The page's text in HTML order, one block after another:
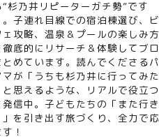
杉乃井リピーターガチ勢”です
。子連れ目線での宿泊棟選び、ビ
ェ攻略、温泉＆プールの楽しみ方
徹底的にリサーチ＆体験してブロ
とめています。読んでくださるパ
マが「うちも杉乃井に行ってみた
と思えるような、リアルで役立つ
信中。子どもたちの「また行き
」を引き出す旅づくり、全力で応
！